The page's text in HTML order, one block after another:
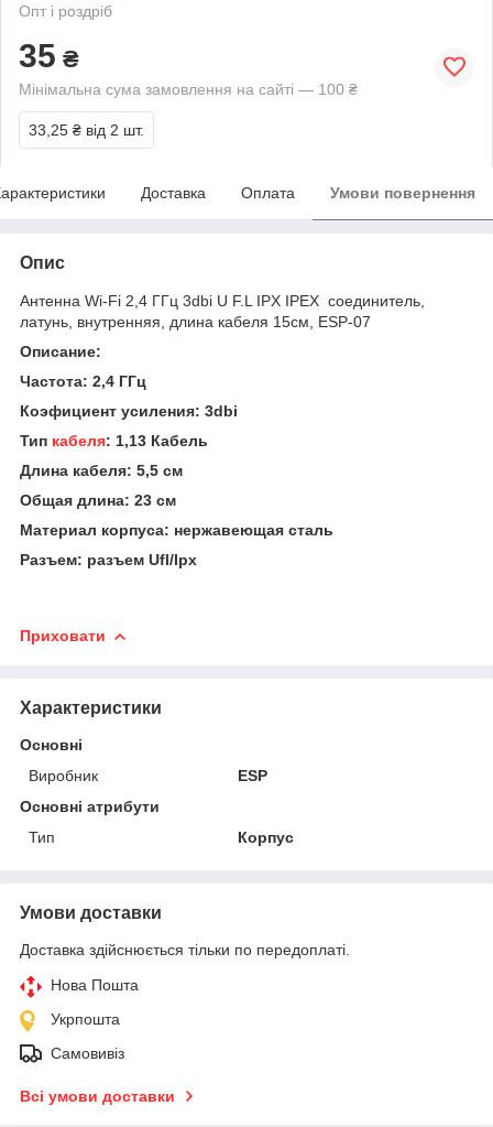
Опт і роздріб
35 ₴
Мінімальна сума замовлення на сайті — 100 ₴
33,25 ₴ від 2 шт.
Доставка Оплата Умови повернення
Опис
Антенна Wi-Fi 2,4 ГГц 3dbi U F.L IPX IPEX соединитель,
латунь, внутренняя, длина кабеля 15см, ESP-07
Описание:
Частота: 2,4 ГГц
Коэфициент усиления: 3dbi
Тип кабеля: 1,13 Кабель
Длина кабеля: 5,5 см
Общая длина: 23 см
Материал корпуса: нержавеющая сталь
Разъем: разъем Ufl/Ipx
Приховати
Характеристики
Основні
Виробник
ESP
Основні атрибути
Тип
Корпус
Умови доставки
Доставка здійснюється тільки по передоплаті.
Нова Пошта
Укрпошта
Самовивіз
Всі умови доставки